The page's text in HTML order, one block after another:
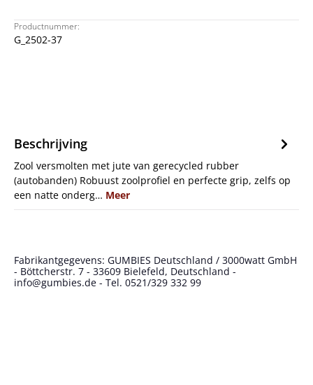
Productnummer:
G_2502-37
Beschrijving
Zool versmolten met jute van gerecycled rubber
(autobanden) Robuust zoolprofiel en perfecte grip, zelfs op
een natte onderg… Meer
Fabrikantgegevens: GUMBIES Deutschland / 3000watt GmbH
- Böttcherstr. 7 - 33609 Bielefeld, Deutschland -
info@gumbies.de - Tel. 0521/329 332 99